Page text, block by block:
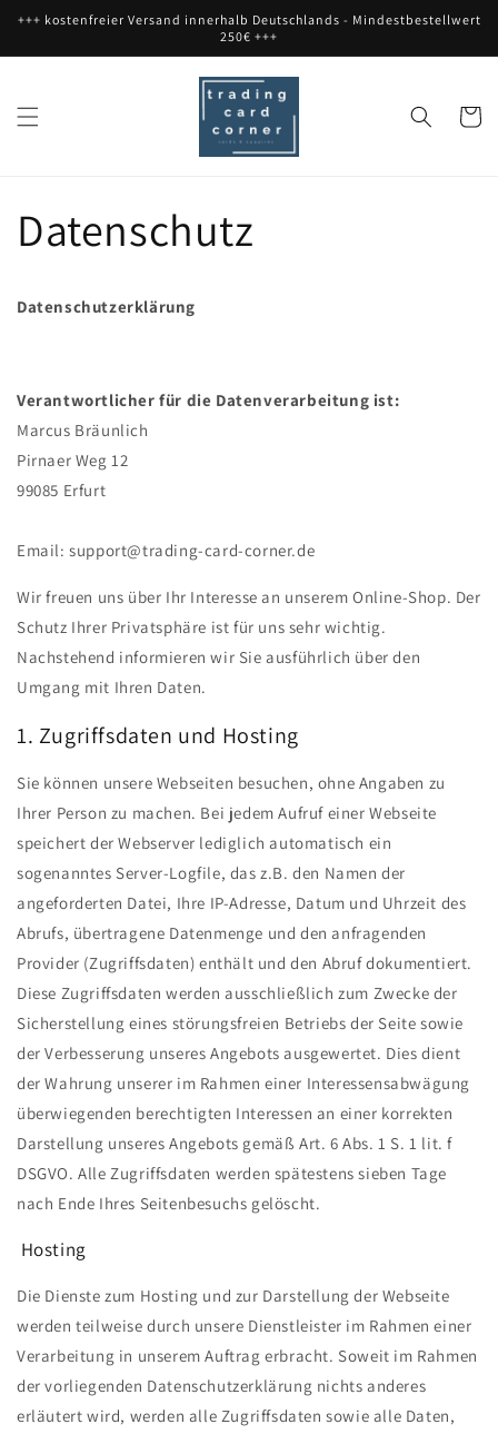
Skip to
+++ kostenfreier Versand innerhalb Deutschlands - Mindestbestellwert
250€ +++
Cart
Datenschutz
Datenschutzerklärung
Verantwortlicher für die Datenverarbeitung ist:
Marcus Bräunlich
Pirnaer Weg 12
99085 Erfurt
Email: support@trading-card-corner.de
Wir freuen uns über Ihr Interesse an unserem Online-Shop. Der
Schutz Ihrer Privatsphäre ist für uns sehr wichtig.
Nachstehend informieren wir Sie ausführlich über den
Umgang mit Ihren Daten.
1. Zugriffsdaten und Hosting
Sie können unsere Webseiten besuchen, ohne Angaben zu
Ihrer Person zu machen. Bei jedem Aufruf einer Webseite
speichert der Webserver lediglich automatisch ein
sogenanntes Server-Logfile, das z.B. den Namen der
angeforderten Datei, Ihre IP-Adresse, Datum und Uhrzeit des
Abrufs, übertragene Datenmenge und den anfragenden
Provider (Zugriffsdaten) enthält und den Abruf dokumentiert.
Diese Zugriffsdaten werden ausschließlich zum Zwecke der
Sicherstellung eines störungsfreien Betriebs der Seite sowie
der Verbesserung unseres Angebots ausgewertet. Dies dient
der Wahrung unserer im Rahmen einer Interessensabwägung
überwiegenden berechtigten Interessen an einer korrekten
Darstellung unseres Angebots gemäß Art. 6 Abs. 1 S. 1 lit. f
DSGVO. Alle Zugriffsdaten werden spätestens sieben Tage
nach Ende Ihres Seitenbesuchs gelöscht.
Hosting
Die Dienste zum Hosting und zur Darstellung der Webseite
werden teilweise durch unsere Dienstleister im Rahmen einer
Verarbeitung in unserem Auftrag erbracht. Soweit im Rahmen
der vorliegenden Datenschutzerklärung nichts anderes
erläutert wird, werden alle Zugriffsdaten sowie alle Daten,